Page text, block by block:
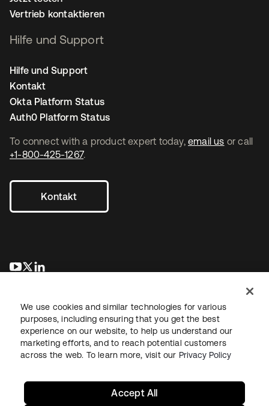
To connect with a product expert today, email us or call
+1-800-425-1267.
Kontakt
wird in einer neuen Registerkarte geöffnet
wird in einer neuen Registerkarte geöffnet
Vertrieb kontaktieren
Hilfe und Support
Hilfe und Support
Kontakt
Okta Platform Status
Auth0 Platform Status
RechtDatenschutzrichtlinieNutzungsbedingungenSicherheit
We use cookies and similar technologies for various
purposes, including ensuring that you get the best
experience on our website, to help us understand our
marketing efforts, and to reach potential customers
across the web. To learn more, visit our Privacy Policy
Accept All